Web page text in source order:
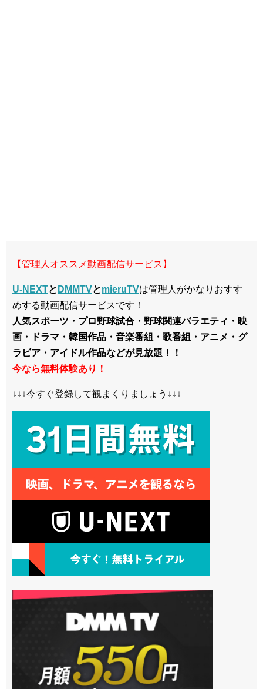
【管理人オススメ動画配信サービス】
U-NEXTと DMMTVとmieruTVは管理人がかなりおすす
めする動画配信サービスです！
人気スポーツ・プロ野球試合・野球関連バラエティ・映
画・ドラマ・韓国作品・音楽番組・歌番組・アニメ・グ
ラビア・アイドル作品などが見放題！！
今なら無料体験あり！
↓↓↓今すぐ登録して観まくりましょう↓↓↓